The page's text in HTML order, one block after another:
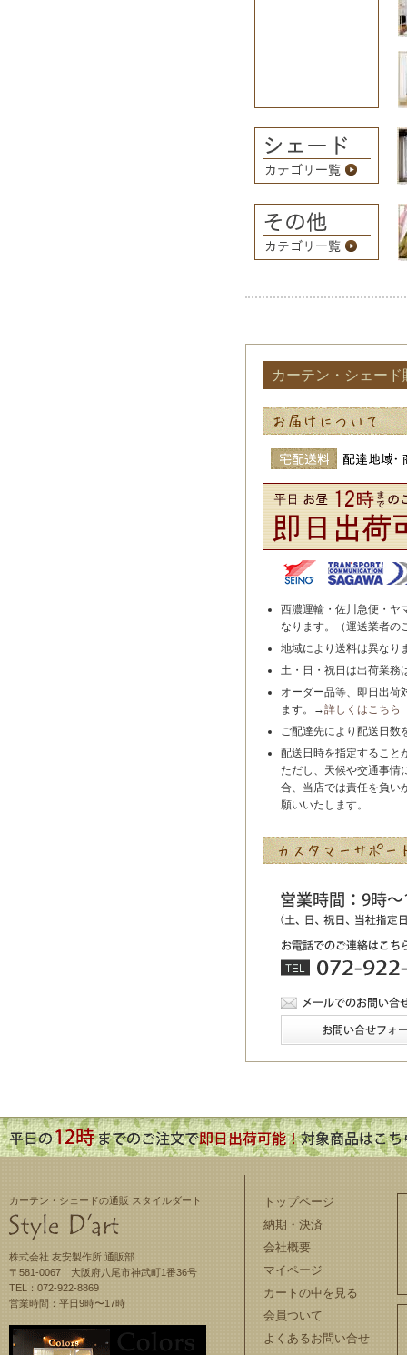
カーテン・シェー
西濃運輸・佐川急便・ヤ
なります。（運送業者の
地域により送料は異なり
土・日・祝日は出荷業務
オーダー品等、即日出荷
ます。→詳しくはこちら
ご配達先により配送日数
配送日時を指定すること
ただし、天候や交通事情
合、当店では責任を負い
願いいたします。
カーテン・シェードの通販 スタイルダート
株式会社 友安製作所 通販部
〒581-0067 大阪府八尾市神武町1番36号
TEL：072-922-8869
営業時間：平日9時〜17時
トップページ
納期・決済
会社概要
マイページ
カートの中を見る
会員ついて
よくあるお問い合せ